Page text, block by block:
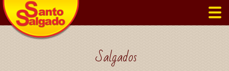
Salgados